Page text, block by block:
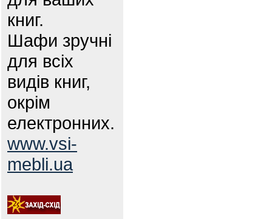
книг.
Шафи зручні
для всіх
видів книг,
окрім
електронних.
www.vsi-
mebli.ua